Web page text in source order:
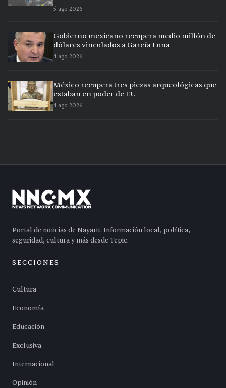
5 ago 2026
Gobierno mexicano recupera medio millón de
dólares vinculados a García Luna
4 ago 2026
México recupera tres piezas arqueológicas que
estaban en poder de EU
4 ago 2026
Portal de noticias de Nayarit. Información local, política,
seguridad, cultura y más desde Tepic.
SECCIONES
Cultura
Economía
Educación
Exclusiva
Internacional
Opinión